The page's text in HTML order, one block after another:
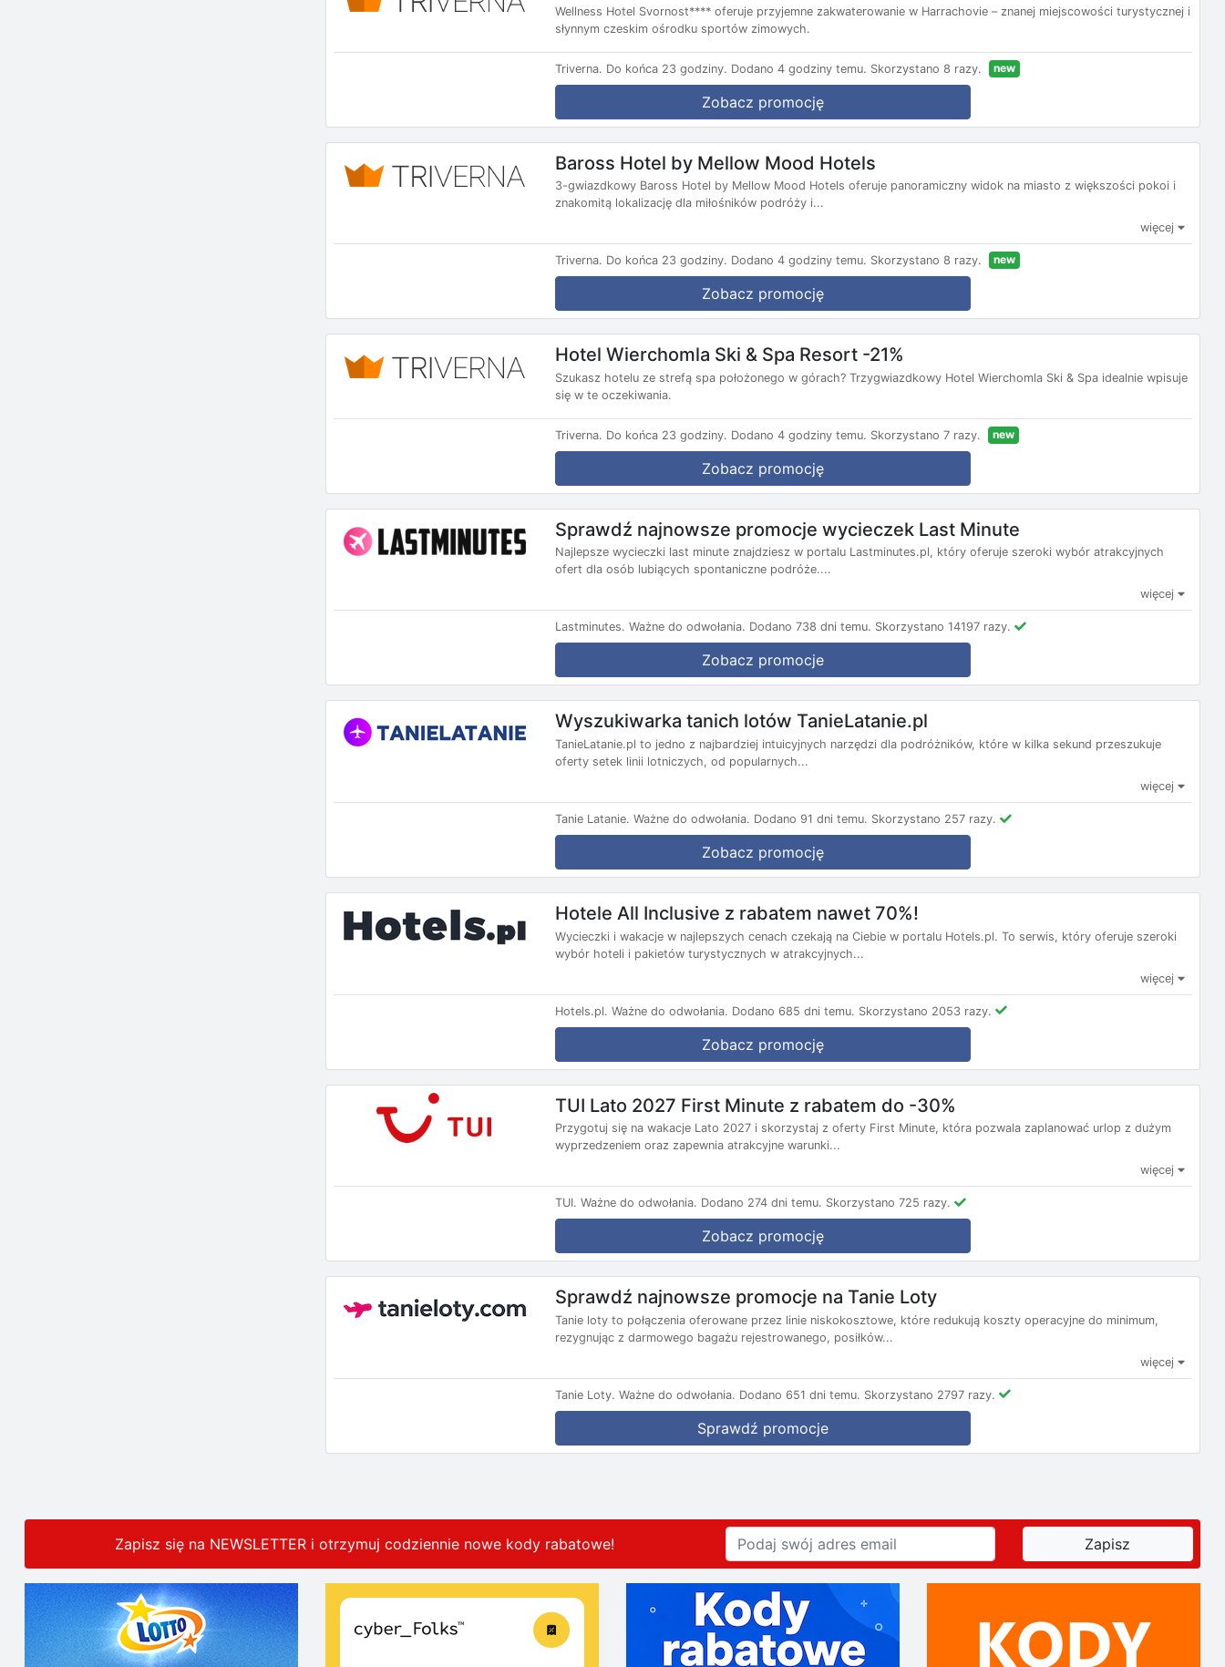
Wellness Hotel Svornost**** oferuje przyjemne zakwaterowanie w Harrachovie – znanej miejscowości turystycznej i
słynnym czeskim ośrodku sportów zimowych.
Triverna. Do końca 23 godziny. Dodano 4 godziny temu. Skorzystano 8 razy. new
Zobacz promocję
Baross Hotel by Mellow Mood Hotels
3-gwiazdkowy Baross Hotel by Mellow Mood Hotels oferuje panoramiczny widok na miasto z większości pokoi i
znakomitą lokalizację dla miłośników podróży i...
więcej
Triverna. Do końca 23 godziny. Dodano 4 godziny temu. Skorzystano 8 razy. new
Zobacz promocję
Hotel Wierchomla Ski & Spa Resort -21%
Szukasz hotelu ze strefą spa położonego w górach? Trzygwiazdkowy Hotel Wierchomla Ski & Spa idealnie wpisuje
się w te oczekiwania.
Triverna. Do końca 23 godziny. Dodano 4 godziny temu. Skorzystano 7 razy. new
Zobacz promocję
Sprawdź najnowsze promocje wycieczek Last Minute
Najlepsze wycieczki last minute znajdziesz w portalu Lastminutes.pl, który oferuje szeroki wybór atrakcyjnych
ofert dla osób lubiących spontaniczne podróże....
więcej
Lastminutes. Ważne do odwołania. Dodano 738 dni temu. Skorzystano 14197 razy.
Zobacz promocje
Wyszukiwarka tanich lotów TanieLatanie.pl
TanieLatanie.pl to jedno z najbardziej intuicyjnych narzędzi dla podróżników, które w kilka sekund przeszukuje
oferty setek linii lotniczych, od popularnych...
więcej
Tanie Latanie. Ważne do odwołania. Dodano 91 dni temu. Skorzystano 257 razy.
Zobacz promocję
Hotele All Inclusive z rabatem nawet 70%!
Wycieczki i wakacje w najlepszych cenach czekają na Ciebie w portalu Hotels.pl. To serwis, który oferuje szeroki
wybór hoteli i pakietów turystycznych w atrakcyjnych...
więcej
Hotels.pl. Ważne do odwołania. Dodano 685 dni temu. Skorzystano 2053 razy.
Zobacz promocję
TUI Lato 2027 First Minute z rabatem do -30%
Przygotuj się na wakacje Lato 2027 i skorzystaj z oferty First Minute, która pozwala zaplanować urlop z dużym
wyprzedzeniem oraz zapewnia atrakcyjne warunki...
więcej
TUI. Ważne do odwołania. Dodano 274 dni temu. Skorzystano 725 razy.
Zobacz promocję
Sprawdź najnowsze promocje na Tanie Loty
Tanie loty to połączenia oferowane przez linie niskokosztowe, które redukują koszty operacyjne do minimum,
rezygnując z darmowego bagażu rejestrowanego, posiłków...
więcej
Tanie Loty. Ważne do odwołania. Dodano 651 dni temu. Skorzystano 2797 razy.
Sprawdź promocje
Zapisz się na NEWSLETTER i otrzymuj codziennie nowe kody rabatowe!